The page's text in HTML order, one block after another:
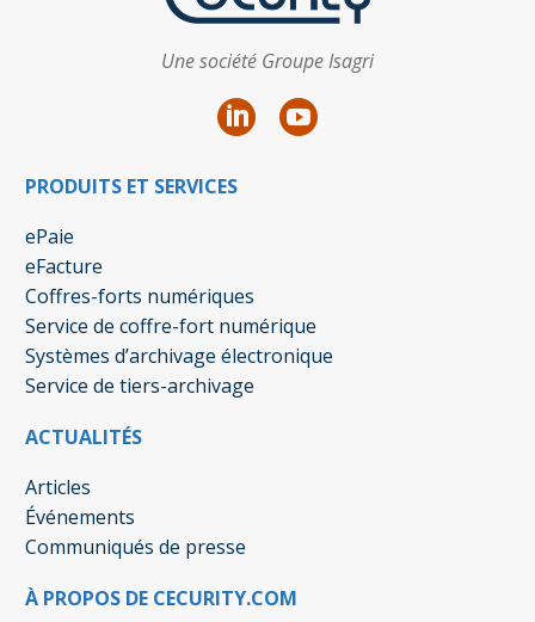
Une société Groupe Isagri
PRODUITS ET SERVICES
ePaie
eFacture
Coffres-forts numériques
Service de coffre-fort numérique
Systèmes d’archivage électronique
Service de tiers-archivage
ACTUALITÉS
Articles
Événements
Communiqués de presse
À PROPOS DE CECURITY.COM